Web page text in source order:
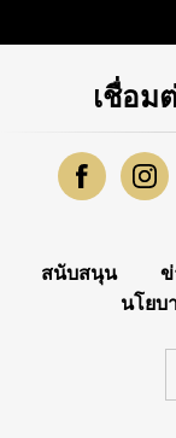
เชื่อม
สนับสนุน ข่
นโยบ